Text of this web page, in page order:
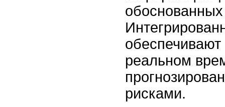
реальном
рисками.